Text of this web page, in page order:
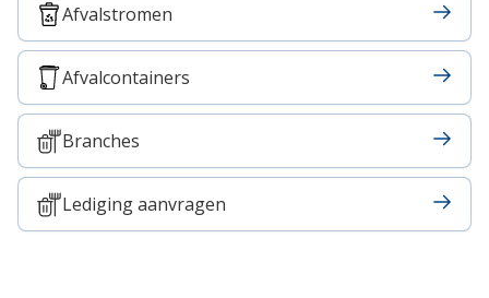
Afvalstromen
Afvalcontainers
Branches
Lediging aanvragen